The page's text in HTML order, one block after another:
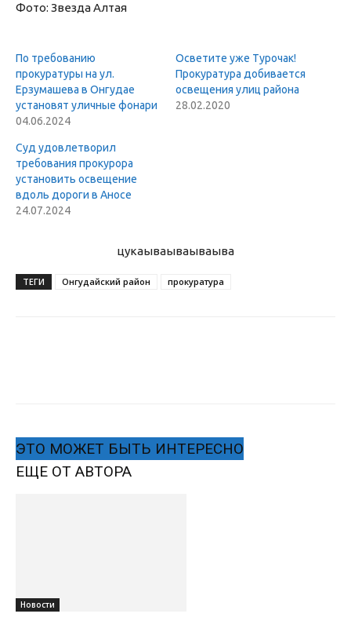
Фото: Звезда Алтая
По требованию
прокуратуры на ул.
Ерзумашева в Онгудае
установят уличные фонари
04.06.2024
Осветите уже Турочак!
Прокуратура добивается
освещения улиц района
28.02.2020
Суд удовлетворил
требования прокурора
установить освещение
вдоль дороги в Аносе
24.07.2024
цукаываываываыва
ТЕГИ Онгудайский район прокуратура
ЭТО МОЖЕТ БЫТЬ ИНТЕРЕСНО
ЕЩЕ ОТ АВТОРА
Новости